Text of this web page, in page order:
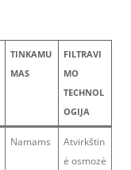
TINKAMU
MAS
FILTRAVI
MO
TECHNOL
OGIJA
Namams
Atvirkštin
ė osmozė